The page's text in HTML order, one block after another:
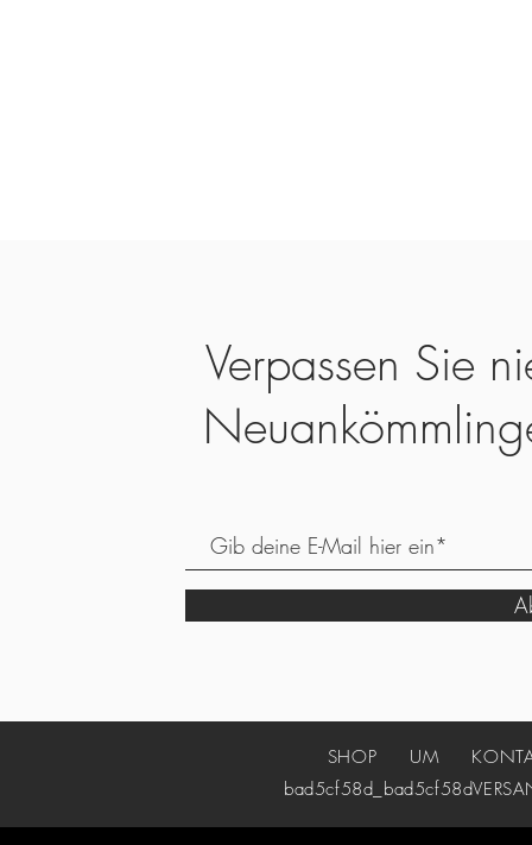
Verpassen Sie
SHOP UM
bad5cf58d_bad5cf58d